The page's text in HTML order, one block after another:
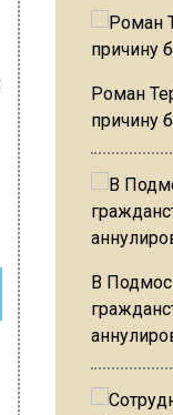
Роман
причину
В